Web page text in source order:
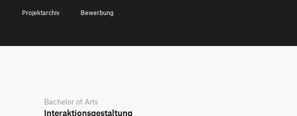
Projektarchiv Bewerbung
Bachelor of Arts
Interaktions­gestaltung